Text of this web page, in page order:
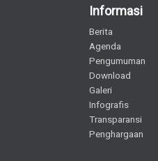
Informasi
Berita
Agenda
Pengumuman
Download
Galeri
Infografis
Transparansi
Penghargaan